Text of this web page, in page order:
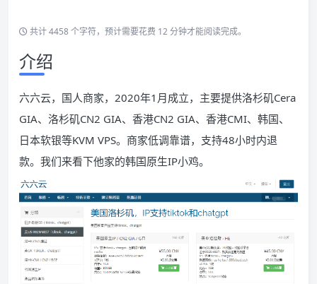
共计 4458 个字符，预计需要花费 12 分钟才能阅读完成。
介绍
六六云，国人商家，2020年1月成立，主要提供洛杉矶Cera
GIA、洛杉矶CN2 GIA、香港CN2 GIA、香港CMI、韩国、
日本软银等KVM VPS。商家低调靠谱，支持48小时内退
款。我们来看下他家的韩国原生IP小鸡。